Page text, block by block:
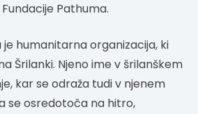
Pathuma.
humanitarna organizacija, ki
Šrilanki. Njeno ime v šrilanškem
kar se odraža tudi v njenem
se osredotoča na hitro,